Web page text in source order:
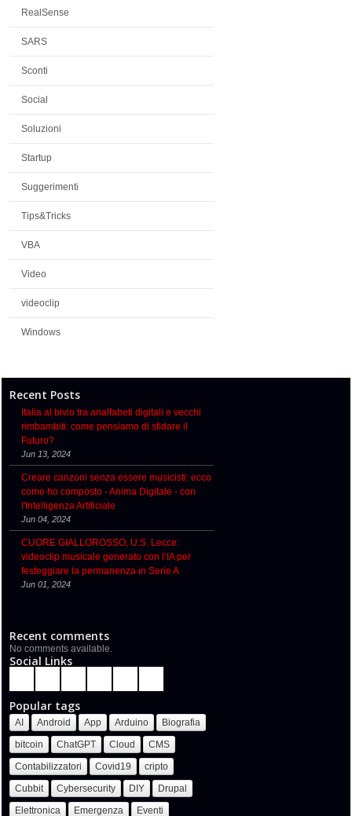
RealSense
SARS
Sconti
Social
Soluzioni
Startup
Suggerimenti
Tips&Tricks
VBA
Video
videoclip
Windows
Recent Posts
Italia al bivio tra analfabeti digitali e vecchi
rimbambiti: come pensiamo di sfidare il
Futuro?
Jun 13, 2024
Creare canzoni senza essere musicisti: ecco
come ho composto - Anima Digitale - con
l'Intelligenza Artificiale
Jun 04, 2024
CUORE GIALLOROSSO, U.S. Lecce:
videoclip musicale generato con l’IA per
festeggiare la permanenza in Serie A
Jun 01, 2024
Recent comments
No comments available.
Social Links
Popular tags
AI Android App Arduino
Biografia
bitcoin
ChatGPT Cloud
CMS
Contabilizzatori
Covid19
cripto
Cubbit
Cybersecurity DIY
Drupal
Elettronica
Emergenza Eventi